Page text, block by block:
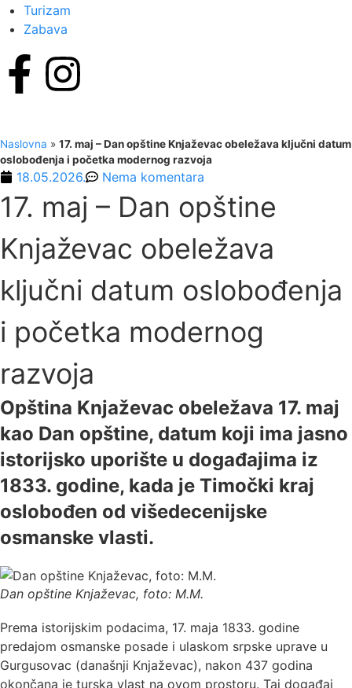
Turizam
Zabava
Naslovna » 17. maj – Dan opštine Knjaževac obeležava ključni datum
oslobođenja i početka modernog razvoja
18.05.2026. Nema komentara
17. maj – Dan opštine
Knjaževac obeležava
ključni datum oslobođenja
i početka modernog
razvoja
Opština Knjaževac obeležava 17. maj
kao Dan opštine, datum koji ima jasno
istorijsko uporište u događajima iz
1833. godine, kada je Timočki kraj
oslobođen od višedecenijske
osmanske vlasti.
Dan opštine Knjaževac, foto: M.M.
Prema istorijskim podacima, 17. maja 1833. godine
predajom osmanske posade i ulaskom srpske uprave u
Gurgusovac (današnji Knjaževac), nakon 437 godina
okončana je turska vlast na ovom prostoru. Taj događaj